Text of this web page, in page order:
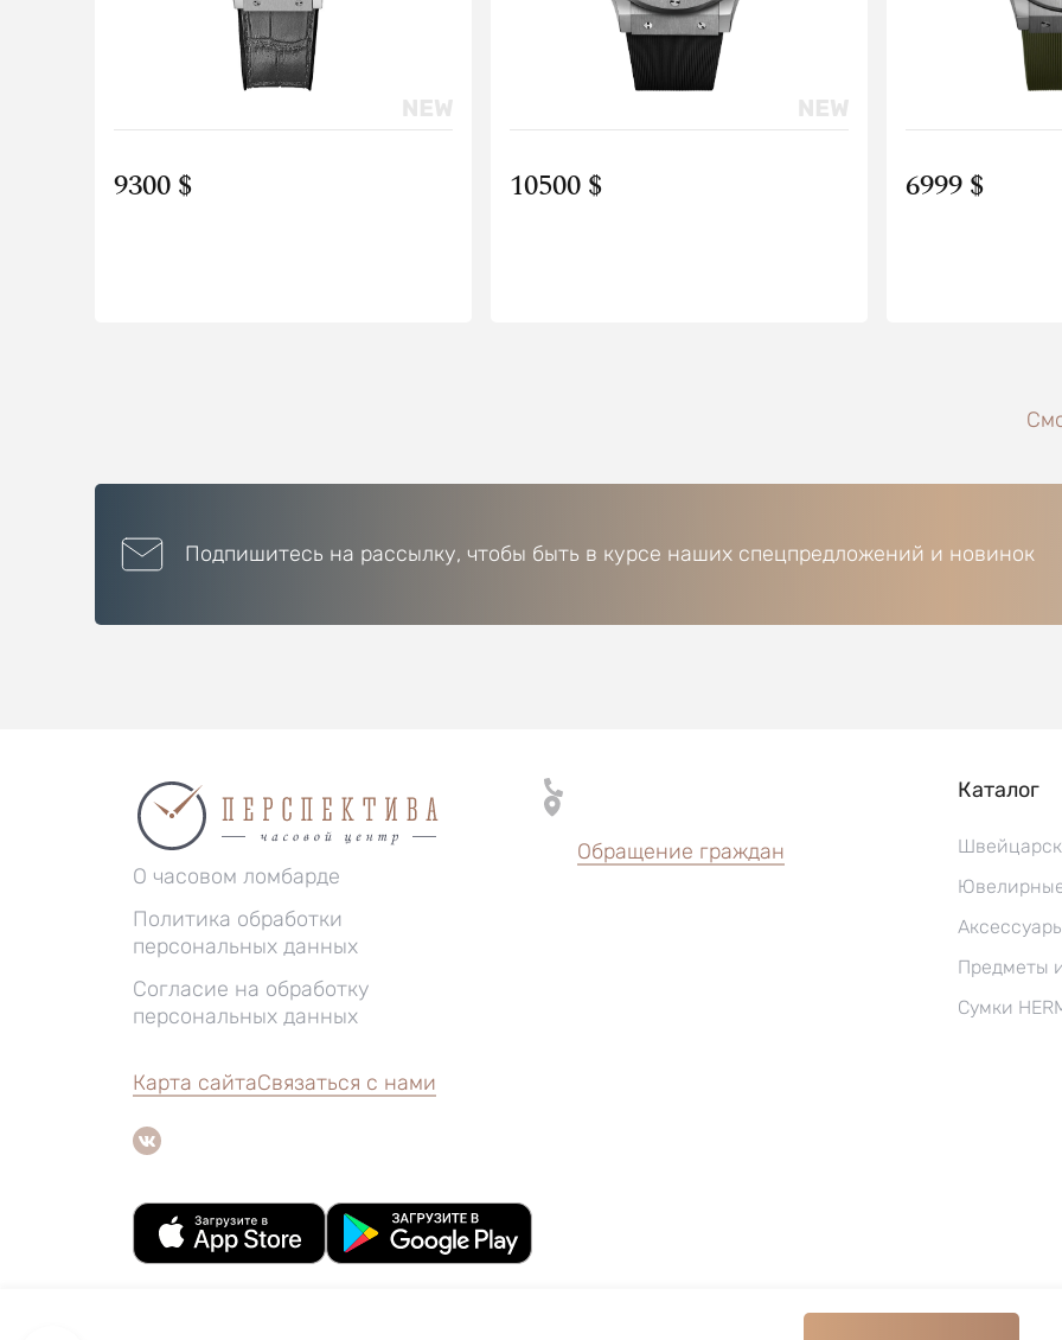
9300 $ 10500 $ 6999 $
Подпишитесь на рассылку, чтобы быть в курсе наших спецпредложений и новинок
О часовом ломбарде
Политика обработки
персональных данных
Согласие на обработку
персональных данных
Обращение граждан
Каталог
Предметы
Сумки
Карта сайтаСвязаться с нами